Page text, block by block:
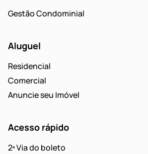
Gestão Condominial
Aluguel
Residencial
Comercial
Anuncie seu Imóvel
Acesso rápido
2ª Via do boleto